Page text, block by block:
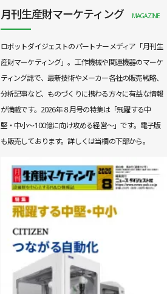
月刊生産財マーケティング MAGAZINE
ロボットダイジェストのパートナーメディア「月刊生
産財マーケティング」。工作機械や関連機器のマーケ
ティング誌で、最新技術やメーカー各社の販売戦略、
分析記事など、ものづくりに携わる方々に有益な情報
が満載です。2026年８月号の特集は「飛躍する中
堅・中小～100億に向け攻める経営～」です。電子版
も販売しております。詳しくは当欄の下部から。